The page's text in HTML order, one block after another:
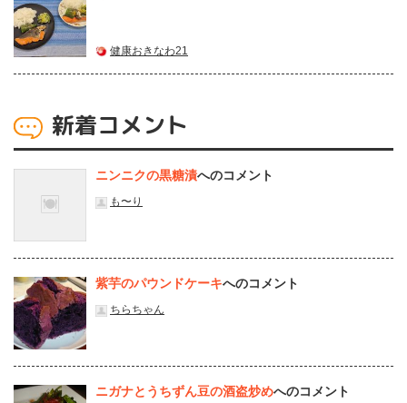
健康おきなわ21
新着コメント
ニンニクの黒糖漬へのコメント
も〜り
紫芋のパウンドケーキへのコメント
ちらちゃん
ニガナとうちずん豆の酒盗炒めへのコメント